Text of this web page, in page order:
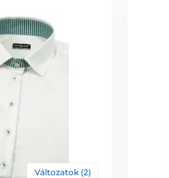
Változatok (2)